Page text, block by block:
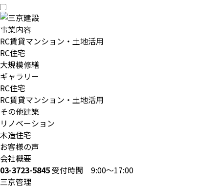
事業内容
RC賃貸マンション・土地活用
RC住宅
大規模修繕
ギャラリー
RC住宅
RC賃貸マンション・土地活用
その他建築
リノベーション
木造住宅
お客様の声
会社概要
03-3723-5845 受付時間 9:00～17:00
三京管理